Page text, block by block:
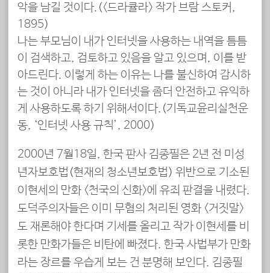
악을 남길 것이다.(<드라큘라> 작가 브람 스토커,
1895)
나는 부모님이 내가 인터넷을 사용하는 내역을 틈틈
이 검색하고, 검토하고 있음을 알고 있으며, 이를 받
아드린다. 이렇게 하는 이유는 나를 불신하여 감시하
는 것이 아니라 내가 인터넷을 좀더 안전하고 유익하
게 사용하도록 하기 위해서이다.(기독교윤리실천운
동, ‘인터넷 사용 규칙’, 2000)
2000년 7월18일, 한국 판사 김종필은 2년 전 미성
년자보호법(현재의 청소년보호법) 위반으로 기소된
이현세의 만화 <천국의 신화>에 유죄 판결을 내렸다.
도덕주의자들은 이미 무혐의 처리된 영화 <거짓말>
도 재론해야 한다며 기세를 올리고 작가 이현세를 비
롯한 만화가들은 비탄에 빠졌다. 한국 사법부가 만화
라는 장르를 우습게 보는 건 분명해 보인다. 김종필